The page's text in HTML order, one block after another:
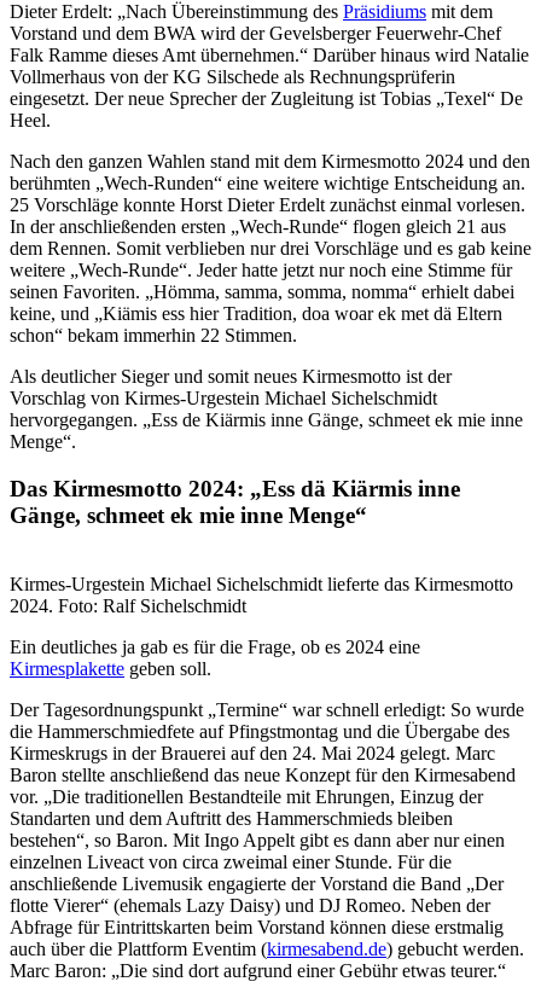
Dieter Erdelt: „Nach Übereinstimmung des Präsidiums mit dem
Vorstand und dem BWA wird der Gevelsberger Feuerwehr-Chef
Falk Ramme dieses Amt übernehmen.“ Darüber hinaus wird Natalie
Vollmerhaus von der KG Silschede als Rechnungsprüferin
eingesetzt. Der neue Sprecher der Zugleitung ist Tobias „Texel“ De
Heel.
Nach den ganzen Wahlen stand mit dem Kirmesmotto 2024 und den
berühmten „Wech-Runden“ eine weitere wichtige Entscheidung an.
25 Vorschläge konnte Horst Dieter Erdelt zunächst einmal vorlesen.
In der anschließenden ersten „Wech-Runde“ flogen gleich 21 aus
dem Rennen. Somit verblieben nur drei Vorschläge und es gab keine
weitere „Wech-Runde“. Jeder hatte jetzt nur noch eine Stimme für
seinen Favoriten. „Hömma, samma, somma, nomma“ erhielt dabei
keine, und „Kiämis ess hier Tradition, doa woar ek met dä Eltern
schon“ bekam immerhin 22 Stimmen.
Als deutlicher Sieger und somit neues Kirmesmotto ist der
Vorschlag von Kirmes-Urgestein Michael Sichelschmidt
hervorgegangen. „Ess de Kiärmis inne Gänge, schmeet ek mie inne
Menge“.
Das Kirmesmotto 2024: „Ess dä Kiärmis inne
Gänge, schmeet ek mie inne Menge“
Kirmes-Urgestein Michael Sichelschmidt lieferte das Kirmesmotto
2024. Foto: Ralf Sichelschmidt
Ein deutliches ja gab es für die Frage, ob es 2024 eine
Kirmesplakette geben soll.
Der Tagesordnungspunkt „Termine“ war schnell erledigt: So wurde
die Hammerschmiedfete auf Pfingstmontag und die Übergabe des
Kirmeskrugs in der Brauerei auf den 24. Mai 2024 gelegt. Marc
Baron stellte anschließend das neue Konzept für den Kirmesabend
vor. „Die traditionellen Bestandteile mit Ehrungen, Einzug der
Standarten und dem Auftritt des Hammerschmieds bleiben
bestehen“, so Baron. Mit Ingo Appelt gibt es dann aber nur einen
einzelnen Liveact von circa zweimal einer Stunde. Für die
anschließende Livemusik engagierte der Vorstand die Band „Der
flotte Vierer“ (ehemals Lazy Daisy) und DJ Romeo. Neben der
Abfrage für Eintrittskarten beim Vorstand können diese erstmalig
auch über die Plattform Eventim (kirmesabend.de) gebucht werden.
Marc Baron: „Die sind dort aufgrund einer Gebühr etwas teurer.“